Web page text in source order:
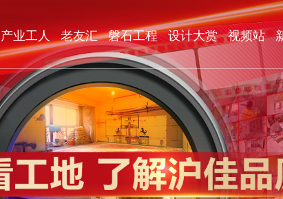
产业工人 老友汇 磐石工程 设计大赏 视频站